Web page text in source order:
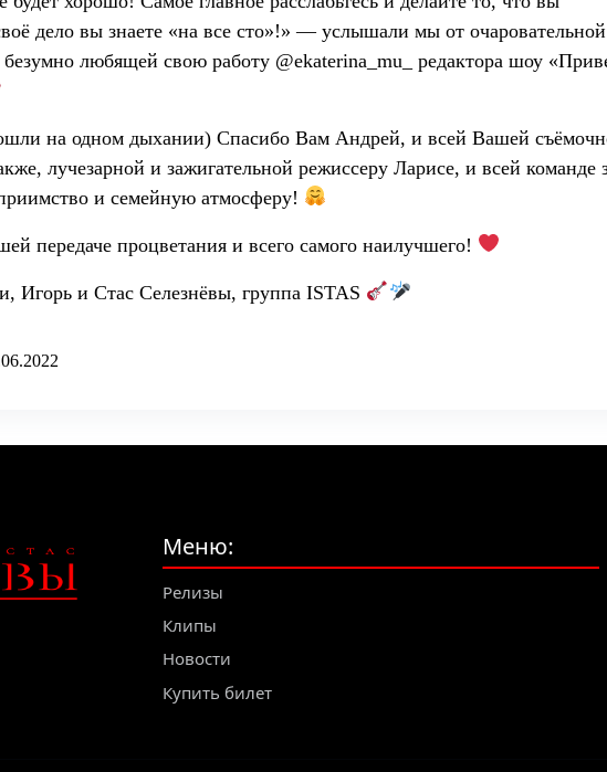
дело вы знаете «на все сто»!» — услышали мы от
любящей свою работу @ekaterina_mu_ редактора шоу
на одном дыхании) Спасибо Вам Андрей, и всей Вашей
лучезарной и зажигательной режиссеру Ларисе, и всей команде
и семейную атмосферу!
передаче процветания и всего самого наилучшего!
Игорь и Стас Селезнёвы, группа ISTAS
Меню:
Релизы
Клипы
Новости
Купить билет